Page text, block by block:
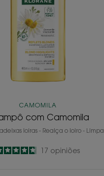
CAMOMILA
com Camomila
loiras - Realça o loiro - Limpa
4.8
/517 opiniões